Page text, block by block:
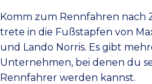
Komm zum Rennfahren nach
trete in die Fußstapfen von
und Lando Norris. Es gibt
Unternehmen, bei denen du
Rennfahrer werden kannst.